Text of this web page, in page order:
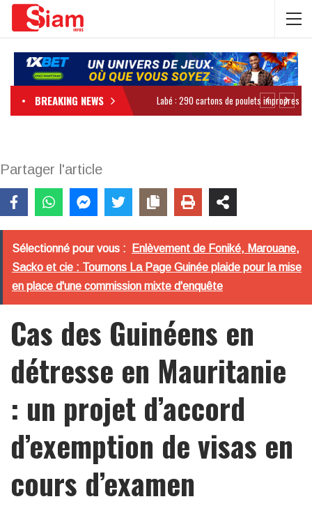
BREAKING NEWS
Partager l'article
Sélectionné pour vous :
Enlèvement de Foniké, Marouane,
Sacko et cie : Tournons La Page Guinée plaide pour la mise
en place d'une commission mixte d'enquête
Cas des Guinéens en
détresse en Mauritanie
: un projet d’accord
d’exemption de visas en
cours d’examen